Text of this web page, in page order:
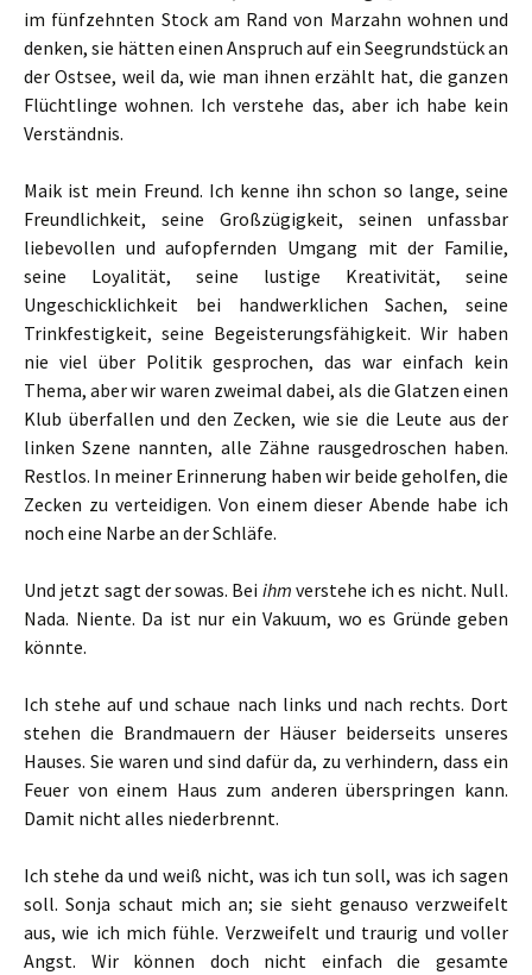
im fünfzehnten Stock am Rand von Marzahn wohnen und
denken, sie hätten einen Anspruch auf ein Seegrundstück an
der Ostsee, weil da, wie man ihnen erzählt hat, die ganzen
Flüchtlinge wohnen. Ich verstehe das, aber ich habe kein
Verständnis.
Maik ist mein Freund. Ich kenne ihn schon so lange, seine
Freundlichkeit, seine Großzügigkeit, seinen unfassbar
liebevollen und aufopfernden Umgang mit der Familie,
seine Loyalität, seine lustige Kreativität, seine
Ungeschicklichkeit bei handwerklichen Sachen, seine
Trinkfestigkeit, seine Begeisterungsfähigkeit. Wir haben
nie viel über Politik gesprochen, das war einfach kein
Thema, aber wir waren zweimal dabei, als die Glatzen einen
Klub überfallen und den Zecken, wie sie die Leute aus der
linken Szene nannten, alle Zähne rausgedroschen haben.
Restlos. In meiner Erinnerung haben wir beide geholfen, die
Zecken zu verteidigen. Von einem dieser Abende habe ich
noch eine Narbe an der Schläfe.
Und jetzt sagt der sowas. Bei ihm verstehe ich es nicht. Null.
Nada. Niente. Da ist nur ein Vakuum, wo es Gründe geben
könnte.
Ich stehe auf und schaue nach links und nach rechts. Dort
stehen die Brandmauern der Häuser beiderseits unseres
Hauses. Sie waren und sind dafür da, zu verhindern, dass ein
Feuer von einem Haus zum anderen überspringen kann.
Damit nicht alles niederbrennt.
Ich stehe da und weiß nicht, was ich tun soll, was ich sagen
soll. Sonja schaut mich an; sie sieht genauso verzweifelt
aus, wie ich mich fühle. Verzweifelt und traurig und voller
Angst. Wir können doch nicht einfach die gesamte